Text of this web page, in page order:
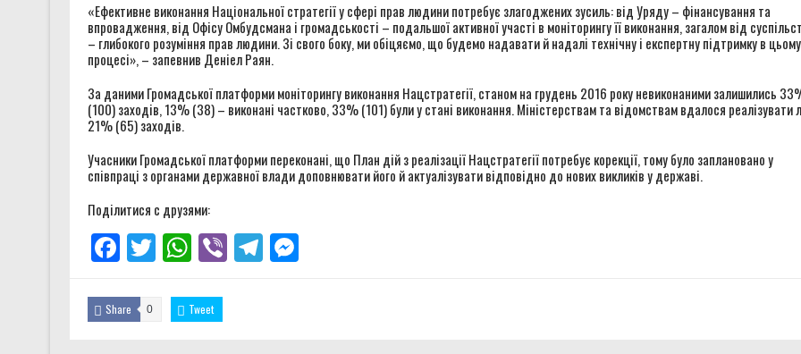
«Ефективне виконання Національної стратегії у сфері прав людини потребує злагоджених зусиль: від Уряду – фінансування та
впровадження, від Офісу Омбудсмана і громадськості – подальшої активної участі в моніторингу її виконання, загалом від
– глибокого розуміння прав людини. Зі свого боку, ми обіцяємо, що будемо надавати й надалі технічну і експертну підтримку в цьому
процесі», – запевнив Деніел Раян.
За даними Громадської платформи моніторингу виконання Нацстратегії, станом на грудень 2016 року невиконаними залишились
(100) заходів, 13% (38) – виконані частково, 33% (101) були у стані виконання. Міністерствам та відомствам вдалося реалізувати
21% (65) заходів.
Учасники Громадської платформи переконані, що План дій з реалізації Нацстратегії потребує корекції, тому було заплановано у
співпраці з органами державної влади доповнювати його й актуалізувати відповідно до нових викликів у державі.
Поділитися с друзями:
Facebook
TwitterWhatsApp
ViberTelegramMessenger
Share 0 Tweet